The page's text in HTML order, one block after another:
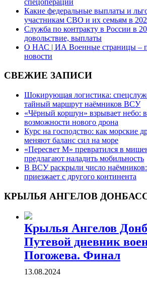
Какие федеральные выплаты и
участникам СВО и их семьям в
Служба по контракту в России в
довольствие, выплаты
О НАС | ИА Военные страницы –
новости
СВЕЖИЕ ЗАПИСИ
Шокирующая логистика:
тайный маршрут наёмников ВСУ
«Чёрный коршун» взрывает небо:
возможности нового дрона
Курс на господство: как
меняют баланс сил на море
«Пересвет М» превратился в
предлагают наладить мобильность
В ВСУ раскрыли число
приезжает с другого континента
КРЫЛЬЯ АНГЕЛОВ
Крылья Ангелов
Путевой дневник
Погожева. Финал
13.08.2024